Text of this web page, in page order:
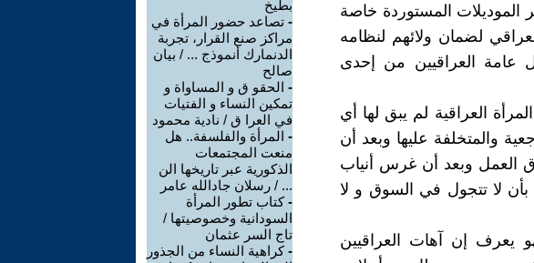
الموديلات المستوردة خاصة
لضمان ولائهم لنظامه
العراقيين من إحدى
العراقية لم يبق لها أي
والمتخلفة عليها وبعد أن
العمل وبعد أن غرس أنياب
بأن لا تتجول في السوق و لا
يعرف إن آهات العراقيين
بطيخ
- تصاعد حضور المرأة في
مراكز صنع القرار، تجربة
الدنمارك أنموذج ... / بيان
صالح
- الحقو ق و المساواة و
تمكين النساء و الفتيات
في العرا ق / نادية محمود
- المرأة والفلسفة.. هل
منعت المجتمعات
الذكورية عبر تاريخها الن
... / رسلان جادالله عامر
-كتاب تطور المرأة
السودانية وخصوصيتها /
تاج السر عثمان
-كراهية النساء من الجذور